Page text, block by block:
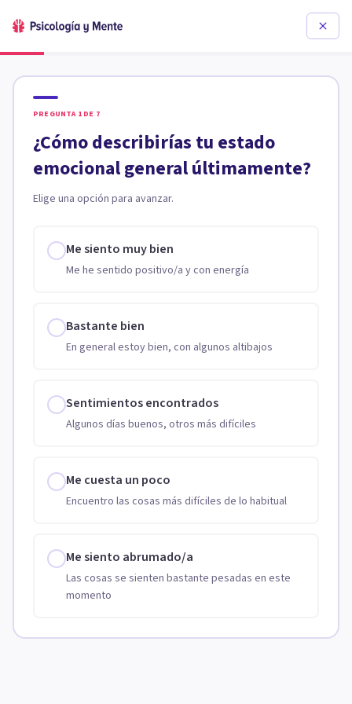
PREGUNTA 1 DE 7
¿Cómo describirías tu estado
emocional general últimamente?
Elige una opción para avanzar.
Me siento muy bien
Me he sentido positivo/a y con energía
Bastante bien
En general estoy bien, con algunos altibajos
Sentimientos encontrados
Algunos días buenos, otros más difíciles
Me cuesta un poco
Encuentro las cosas más difíciles de lo habitual
Me siento abrumado/a
Las cosas se sienten bastante pesadas en este
momento